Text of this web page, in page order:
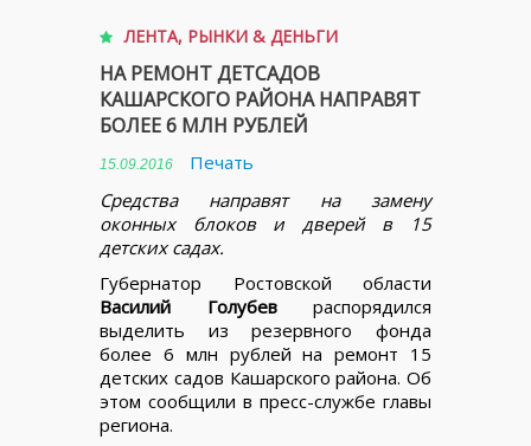
ЛЕНТА, РЫНКИ & ДЕНЬГИ
НА РЕМОНТ ДЕТСАДОВ
КАШАРСКОГО РАЙОНА НАПРАВЯТ
БОЛЕЕ 6 МЛН РУБЛЕЙ
15.09.2016
Печать
Средства направят на замену
оконных блоков и дверей в 15
детских садах.
Губернатор Ростовской области
Василий Голубевраспорядился
выделить из резервного фонда
более 6 млн рублей на ремонт 15
детских садов Кашарского района. Об
этом сообщили в пресс-службе главы
региона.